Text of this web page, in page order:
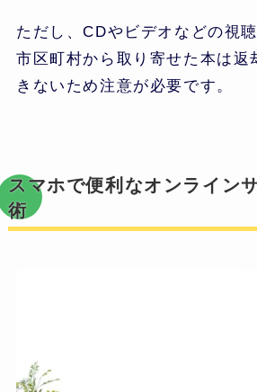
ただし、CDやビデオなどの視
市区町村から取り寄せた本は返
きないため注意が必要です。
スマホで便利なオンライン
術